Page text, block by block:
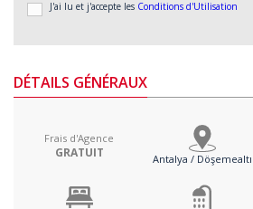
J'ai lu et j'accepte les Conditions d'Utilisation
DÉTAILS GÉNÉRAUX
Frais d'Agence
GRATUIT Antalya / Döşemealtı